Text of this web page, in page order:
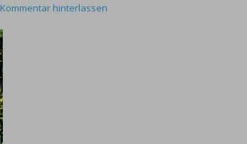
Kommentar hinterlassen